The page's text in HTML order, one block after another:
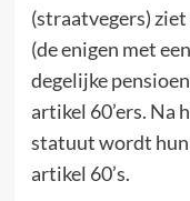
(straatvegers)
(de enigen met
degelijke
artikel 60’ers. Na
statuut wordt hun
artikel 60’s.